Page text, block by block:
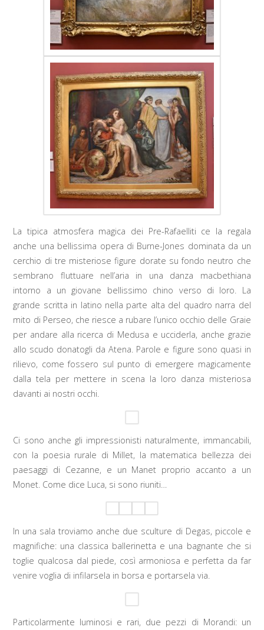
La tipica atmosfera magica dei Pre-Rafaelliti ce la regala
anche una bellissima opera di Burne-Jones dominata da un
cerchio di tre misteriose figure dorate su fondo neutro che
sembrano fluttuare nell’aria in una danza macbethiana
intorno a un giovane bellissimo chino verso di loro. La
grande scritta in latino nella parte alta del quadro narra del
mito di Perseo, che riesce a rubare l’unico occhio delle Graie
per andare alla ricerca di Medusa e ucciderla, anche grazie
allo scudo donatogli da Atena. Parole e figure sono quasi in
rilievo, come fossero sul punto di emergere magicamente
dalla tela per mettere in scena la loro danza misteriosa
davanti ai nostri occhi.
Ci sono anche gli impressionisti naturalmente, immancabili,
con la poesia rurale di Millet, la matematica bellezza dei
paesaggi di Cezanne, e un Manet proprio accanto a un
Monet. Come dice Luca, si sono riuniti…
In una sala troviamo anche due sculture di Degas, piccole e
magnifiche: una classica ballerinetta e una bagnante che si
toglie qualcosa dal piede, così armoniosa e perfetta da far
venire voglia di infilarsela in borsa e portarsela via.
Particolarmente luminosi e rari, due pezzi di Morandi: un